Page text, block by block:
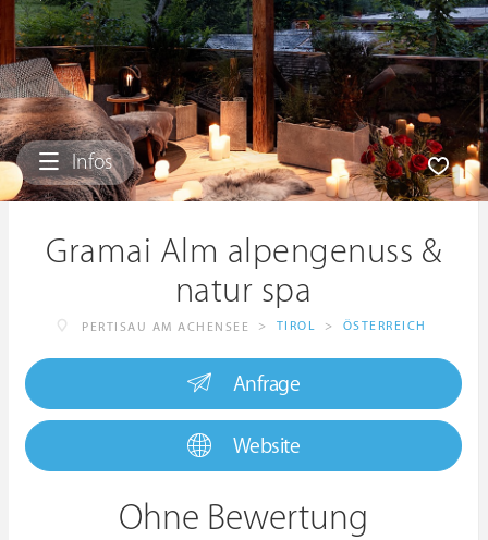
Infos
Gramai Alm alpengenuss &
natur spa
PERTISAU AM ACHENSEE > TIROL > ÖSTERREICH
Anfrage
Website
Ohne Bewertung